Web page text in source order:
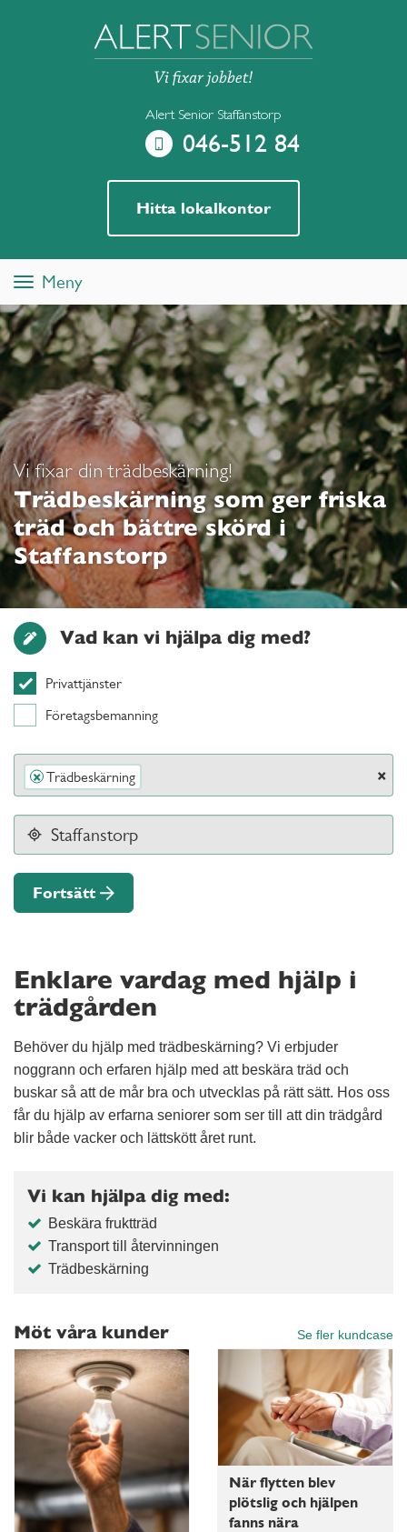
Alert Senior Staffanstorp
046-512 84
Hitta lokalkontor
Toggle
navigation
Meny
Vi fixar din trädbeskärning!
Trädbeskärning som ger friska
träd och bättre skörd i
Staffanstorp
Vad kan vi hjälpa dig med?
Privattjänster
Företagsbemanning
×
× Trädbeskärning
Fortsätt
Enklare vardag med hjälp i
trädgården
Behöver du hjälp med trädbeskärning? Vi erbjuder
noggrann och erfaren hjälp med att beskära träd och
buskar så att de mår bra och utvecklas på rätt sätt. Hos oss
får du hjälp av erfarna seniorer som ser till att din trädgård
blir både vacker och lättskött året runt.
Vi kan hjälpa dig med:
Beskära fruktträd
Transport till återvinningen
Trädbeskärning
Möt våra kunder Se fler kundcase
När flytten blev
plötslig och hjälpen
fanns nära